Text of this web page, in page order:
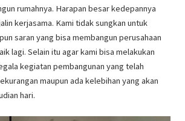
rumahnya. Harapan besar kedepannya
kerjasama. Kami tidak sungkan untuk
saran yang bisa membangun perusahaan
lagi. Selain itu agar kami bisa melakukan
kegiatan pembangunan yang telah
maupun ada kelebihan yang akan
hari.